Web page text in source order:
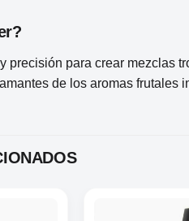
precisión para crear mezclas
de los aromas frutales